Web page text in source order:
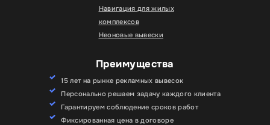
Навигация для жилых
комплексов
Неоновые вывески
Преимущества
15 лет на рынке рекламных вывесок
Персонально решаем задачу каждого клиента
Гарантируем соблюдение сроков работ
Фиксированная цена в договоре